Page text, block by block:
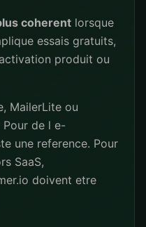
coherent lorsque
essais gratuits,
produit ou
MailerLite ou
de l e-
une reference. Pour
SaaS,
doivent etre